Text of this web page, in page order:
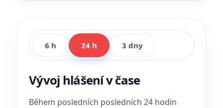
6 h 24 h 3 dny
Vývoj hlášení v čase
Během posledních posledních 24 hodin